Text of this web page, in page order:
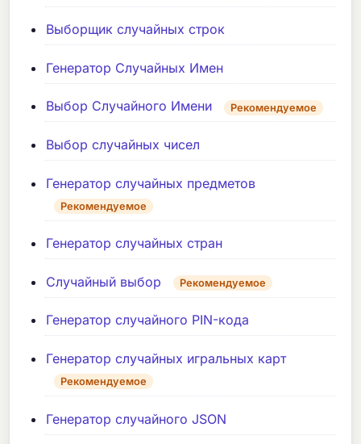
Выборщик случайных строк
Генератор Случайных Имен
Выбор Случайного Имени Рекомендуемое
Выбор случайных чисел
Генератор случайных предметов
Рекомендуемое
Генератор случайных стран
Случайный выбор Рекомендуемое
Генератор случайного PIN-кода
Генератор случайных игральных карт
Рекомендуемое
Генератор случайного JSON